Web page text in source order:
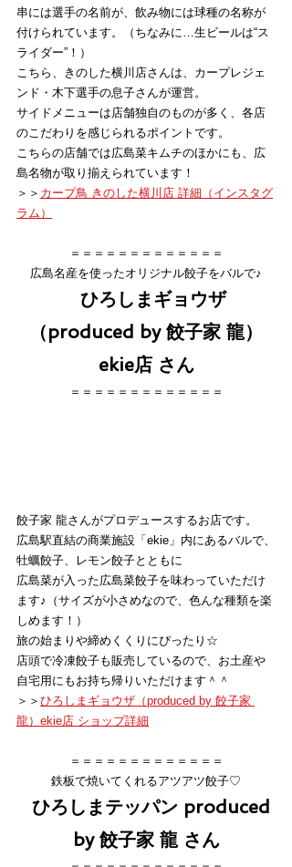
串には選手の名前が、飲み物には球種の名称が
付けられています。（ちなみに…生ビールは“ス
ライダー”！）
こちら、きのした横川店さんは、カープレジェ
ンド・木下選手の息子さんが運営。
サイドメニューは店舗独自のものが多く、各店
のこだわりを感じられるポイントです。
こちらの店舗では広島菜キムチのほかにも、広
島名物が取り揃えられています！
＞＞ カープ鳥 きのした横川店 詳細（インスタグ
ラム）
＝＝＝＝＝＝＝＝＝＝＝＝＝
広島名産を使ったオリジナル餃子をバルで♪
ひろしまギョウザ
（produced by 餃子家 龍）
ekie店 さん
＝＝＝＝＝＝＝＝＝＝＝＝＝
餃子家 龍さんがプロデュースするお店です。
広島駅直結の商業施設「ekie」内にあるバルで、
牡蠣餃子、レモン餃子とともに
広島菜が入った広島菜餃子を味わっていただけ
ます♪（サイズが小さめなので、色んな種類を楽
しめます！）
旅の始まりや締めくくりにぴったり☆
店頭で冷凍餃子も販売しているので、お土産や
自宅用にもお持ち帰りいただけます＾＾
＞＞ ひろしまギョウザ（produced by 餃子家
龍）ekie店 ショップ詳細
＝＝＝＝＝＝＝＝＝＝＝＝＝
鉄板で焼いてくれるアツアツ餃子♡
ひろしまテッパン produced
by 餃子家 龍 さん